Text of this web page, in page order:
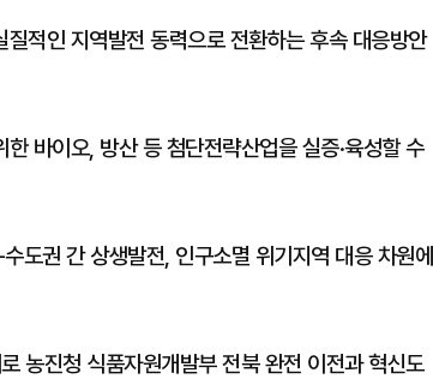
적인 지역발전 동력으로 전환하는 후속 대응방안
바이오, 방산 등 첨단전략산업을 실증·육성할 수
도권 간 상생발전, 인구소멸 위기지역 대응 차원에
농진청 식품자원개발부 전북 완전 이전과 혁신도